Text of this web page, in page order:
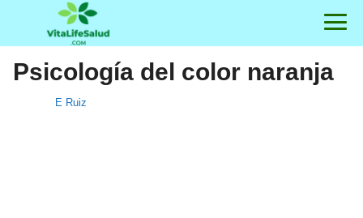
Psicología del color naranja
E Ruiz